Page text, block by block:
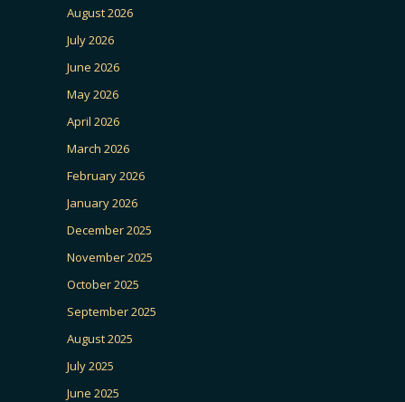
August 2026
July 2026
June 2026
May 2026
April 2026
March 2026
February 2026
January 2026
December 2025
November 2025
October 2025
September 2025
August 2025
July 2025
June 2025